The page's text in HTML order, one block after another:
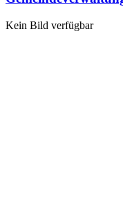
Kein Bild verfügbar